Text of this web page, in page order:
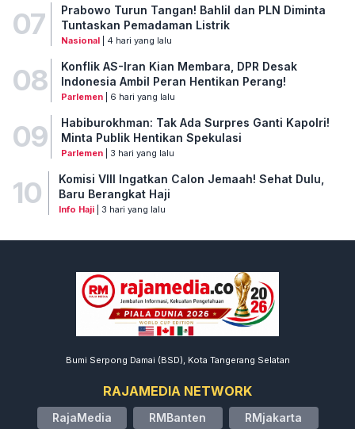
07
Prabowo Turun Tangan! Bahlil dan PLN Diminta
Tuntaskan Pemadaman Listrik
Nasional| 4 hari yang lalu
08
Konflik AS-Iran Kian Membara, DPR Desak
Indonesia Ambil Peran Hentikan Perang!
Parlemen| 6 hari yang lalu
09
Habiburokhman: Tak Ada Surpres Ganti Kapolri!
Minta Publik Hentikan Spekulasi
Parlemen| 3 hari yang lalu
10
Komisi VIII Ingatkan Calon Jemaah! Sehat Dulu,
Baru Berangkat Haji
Info Haji| 3 hari yang lalu
Bumi Serpong Damai (BSD), Kota Tangerang Selatan
RAJAMEDIA NETWORK
RajaMedia RMBanten RMjakarta